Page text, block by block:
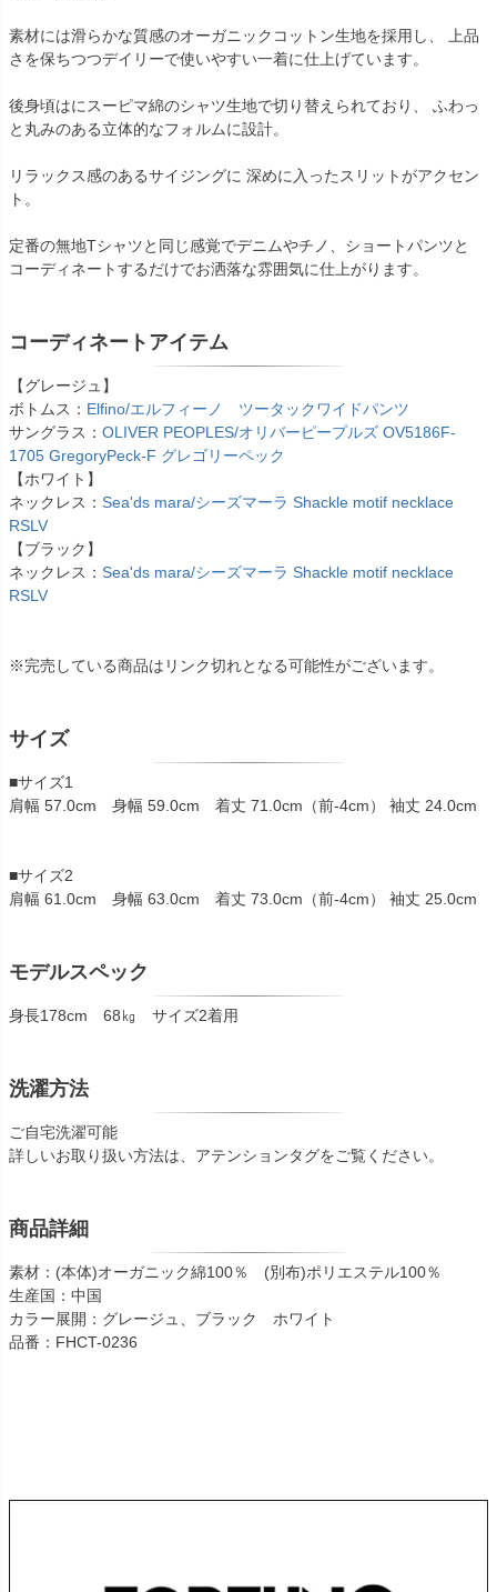
素材には滑らかな質感のオーガニックコットン生地を採用し、 上品
さを保ちつつデイリーで使いやすい一着に仕上げています。
後身頃はにスーピマ綿のシャツ生地で切り替えられており、 ふわっ
と丸みのある立体的なフォルムに設計。
リラックス感のあるサイジングに 深めに入ったスリットがアクセン
ト。
定番の無地Tシャツと同じ感覚でデニムやチノ、ショートパンツと
コーディネートするだけでお洒落な雰囲気に仕上がります。
コーディネートアイテム
【グレージュ】
ボトムス： Elfino/エルフィーノ ツータックワイドパンツ
サングラス： OLIVER PEOPLES/オリバーピープルズ OV5186F-
1705 GregoryPeck-F グレゴリーペック
【ホワイト】
ネックレス： Sea'ds mara/シーズマーラ Shackle motif necklace
RSLV
【ブラック】
ネックレス： Sea'ds mara/シーズマーラ Shackle motif necklace
RSLV
※完売している商品はリンク切れとなる可能性がございます。
サイズ
■サイズ1
肩幅 57.0cm 身幅 59.0cm 着丈 71.0cm（前-4cm） 袖丈 24.0cm
■サイズ2
肩幅 61.0cm 身幅 63.0cm 着丈 73.0cm（前-4cm） 袖丈 25.0cm
モデルスペック
身長178cm 68㎏ サイズ2着用
洗濯方法
ご自宅洗濯可能
詳しいお取り扱い方法は、アテンションタグをご覧ください。
商品詳細
素材：(本体)オーガニック綿100％ (別布)ポリエステル100％
生産国：中国
カラー展開：グレージュ、ブラック ホワイト
品番：FHCT-0236